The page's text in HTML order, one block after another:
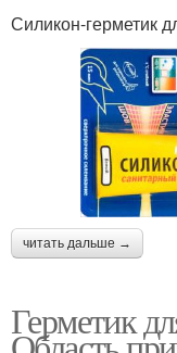
Силикон-герметик
читать дальше →
Герметик